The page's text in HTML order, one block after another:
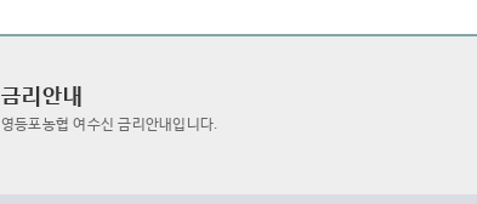
금리안내
영등포농협 여수신 금리안내입니다.